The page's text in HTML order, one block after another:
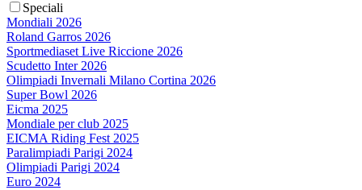
Speciali
Mondiali 2026
Roland Garros 2026
Sportmediaset Live Riccione 2026
Scudetto Inter 2026
Olimpiadi Invernali Milano Cortina 2026
Super Bowl 2026
Eicma 2025
Mondiale per club 2025
EICMA Riding Fest 2025
Paralimpiadi Parigi 2024
Olimpiadi Parigi 2024
Euro 2024